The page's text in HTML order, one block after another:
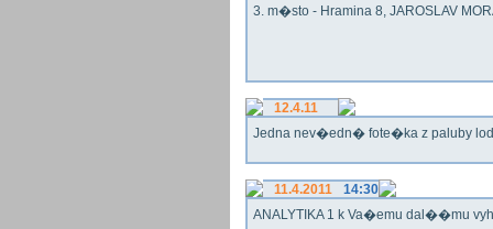
3. m�sto - Hramina 8, JAROSLAV
12.4.11
Jedna nev�edn� fote�ka z paluby
11.4.2011
14:30
ANALYTIKA 1 k Va�emu dal��mu